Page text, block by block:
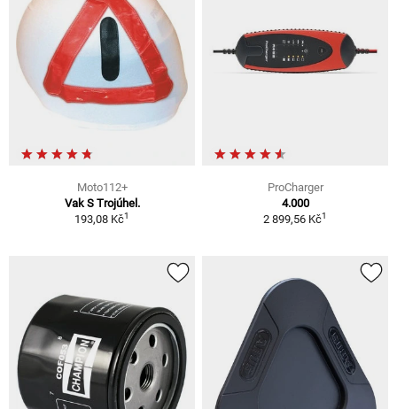
Moto112+
Vak S Trojúhel.
193,08 Kč1
ProCharger
4.000
2 899,56 Kč1